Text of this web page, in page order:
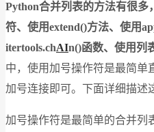
Python合并列表的方法有很多
符、使用extend()方法、使用
itertools.chAIn()函数、使用列
中，使用加号操作符是最简单
加号连接即可。下面详细描述
加号操作符是最简单的合并列